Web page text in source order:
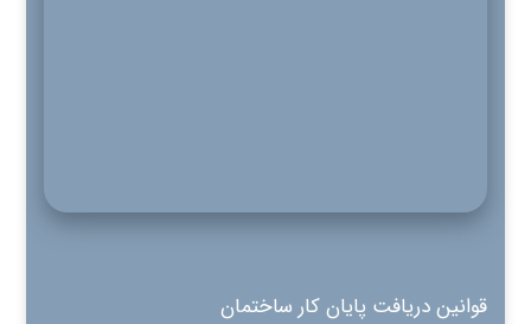
قوانین دریافت پایان کار ساختمان